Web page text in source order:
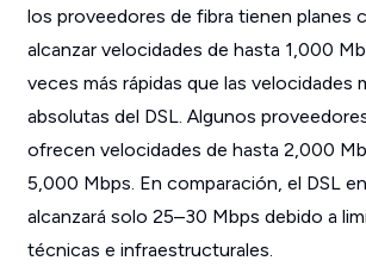
los proveedores de fibra tienen planes
alcanzar velocidades de hasta 1,000
veces más rápidas que las velocidades
absolutas del DSL. Algunos
ofrecen velocidades de hasta 2,000
5,000 Mbps. En comparación, el DSL
alcanzará solo 25–30 Mbps debido a
técnicas e infraestructurales.